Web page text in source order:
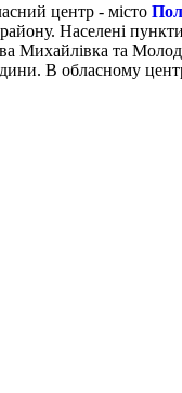
центр - місто
Населені
Михайлівка та
В обласному